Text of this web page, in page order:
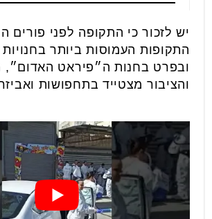
יש לזכור כי התקופה לפני פורים
התקופות העמוסות ביותר
ובפרט בחנות ה״פיראט
והציבור מצטייד בתחפושות